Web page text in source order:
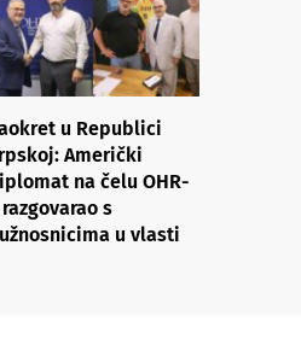
u Republici
Američki
na čelu OHR-
s
u vlasti